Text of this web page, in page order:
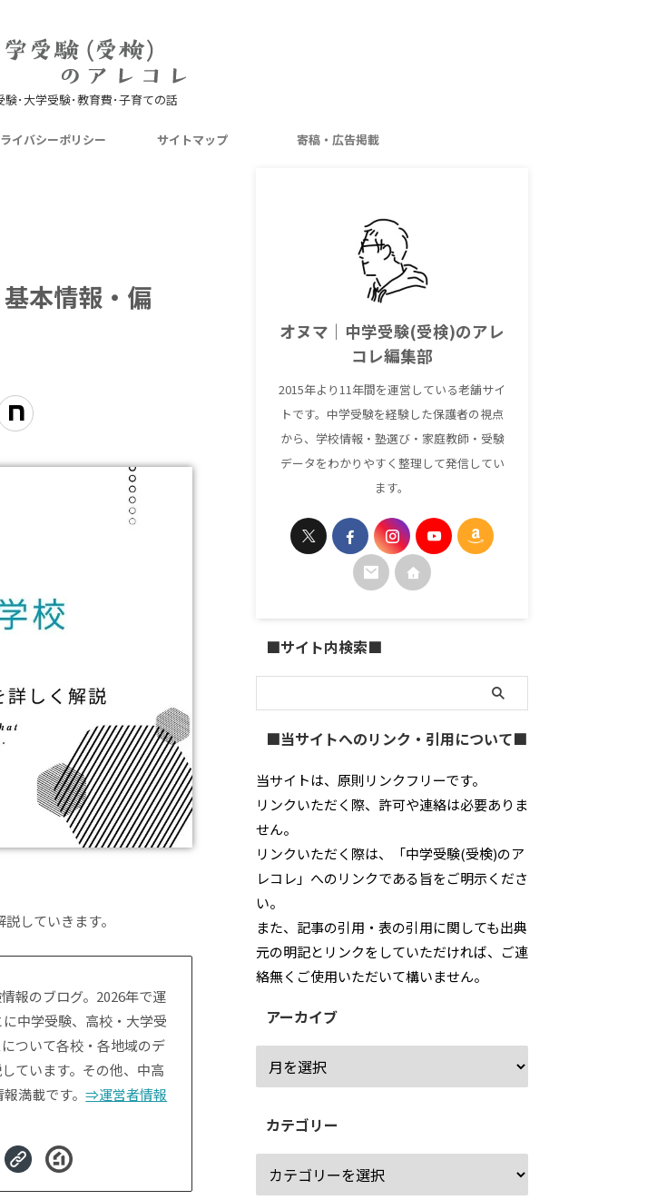
験･大学受験･教育費･子育ての話
イバシーポリシー サイトマップ 寄稿・広告掲載
本情報・偏
していきます。
報のブログ。2026年で運
中学受験、高校・大学受
ついて各校・各地域のデ
ています。その他、中高
満載です。⇒運営者情報
オヌマ｜中学受験(受検)のアレ
コレ編集部
2015年より11年間を運営している老舗サイ
トです。中学受験を経験した保護者の視点
から、学校情報・塾選び・家庭教師・受験
データをわかりやすく整理して発信してい
ます。
■サイト内検索■
■当サイトへのリンク・引用について■
当サイトは、原則リンクフリーです。
リンクいただく際、許可や連絡は必要ありま
せん。
リンクいただく際は、「中学受験(受検)のア
レコレ」へのリンクである旨をご明示くださ
い。
また、記事の引用・表の引用に関しても出典
元の明記とリンクをしていただければ、ご連
絡無くご使用いただいて構いません。
アーカイブ
カテゴリー